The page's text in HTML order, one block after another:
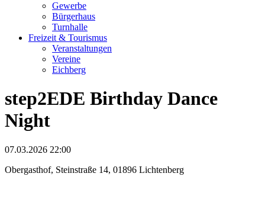
Gewerbe
Bürgerhaus
Turnhalle
Freizeit & Tourismus
Veranstaltungen
Vereine
Eichberg
step2EDE Birthday Dance
Night
07.03.2026 22:00
Obergasthof, Steinstraße 14, 01896 Lichtenberg